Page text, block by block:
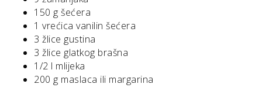
150 g šećera
1 vrećica vanilin šećera
3 žlice gustina
3 žlice glatkog brašna
1/2 l mlijeka
200 g maslaca ili margarina